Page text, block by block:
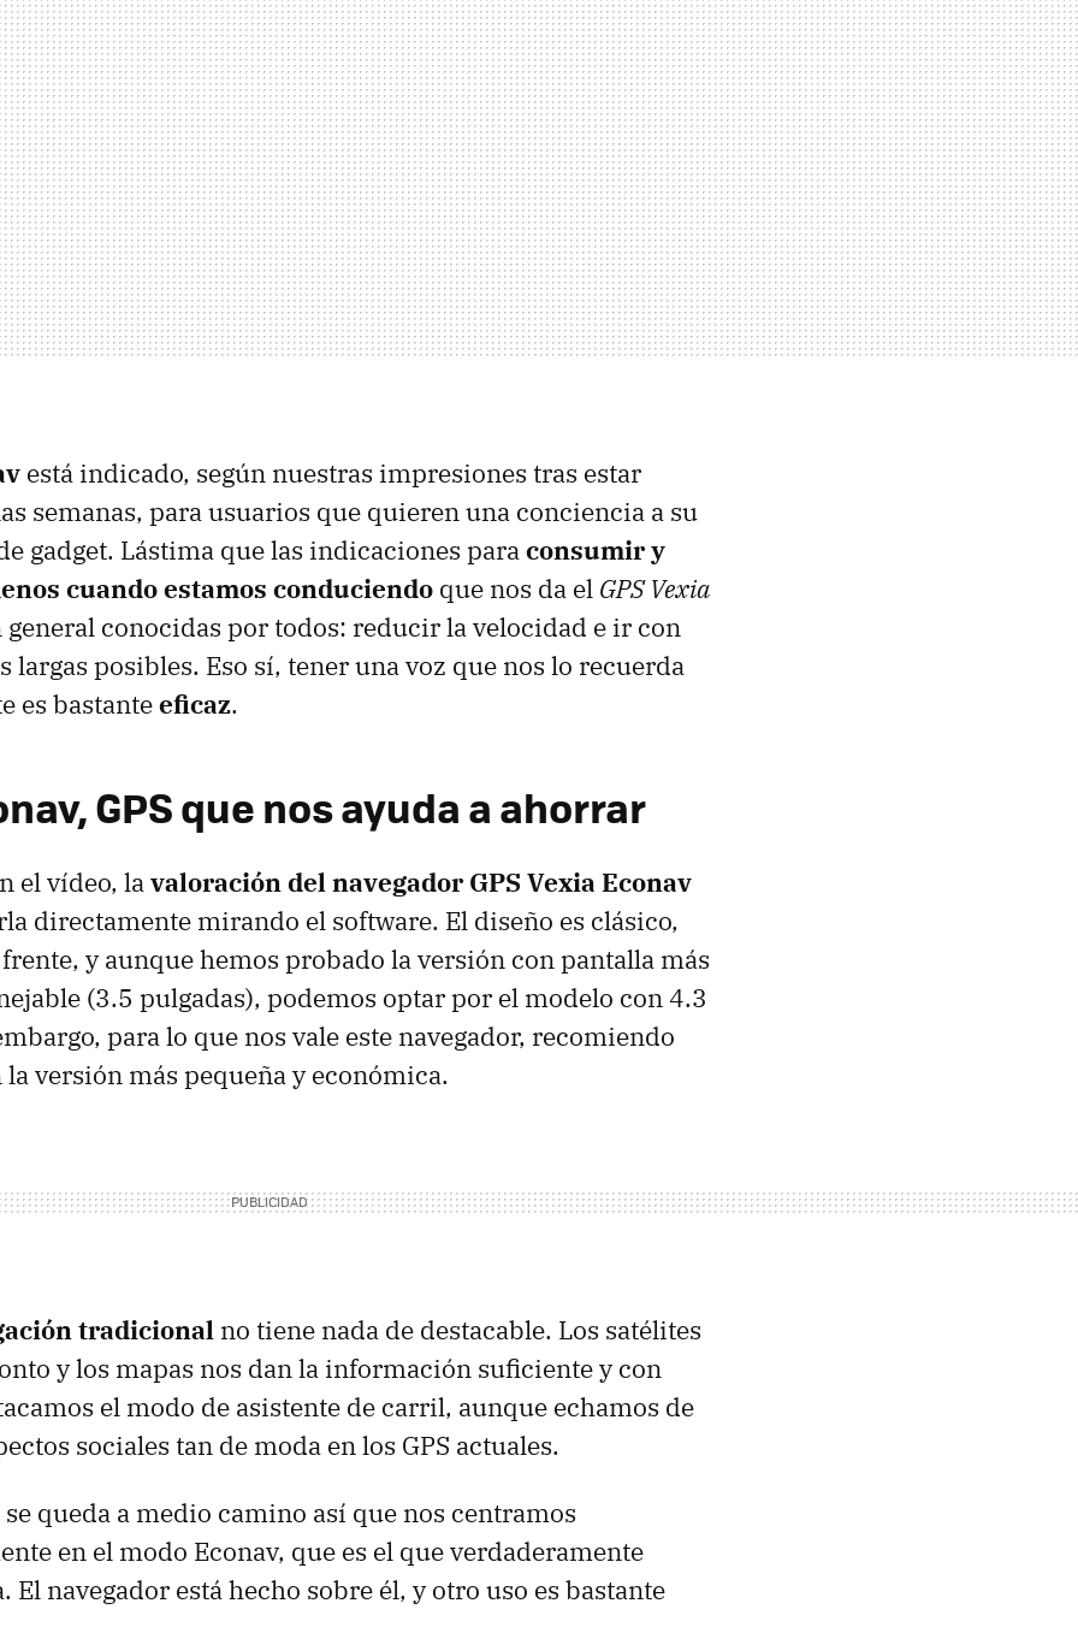
está indicado, según nuestras impresiones tras estar
semanas, para usuarios que quieren una conciencia a su
gadget. Lástima que las indicaciones paraconsumir y
cuando estamos conduciendo que nos da el GPSVexia
general conocidas por todos: reducir la velocidad e ir con
largas posibles. Eso sí, tener una voz que nos lo recuerda
es bastanteeficaz.
GPSque nos ayuda a ahorrar
el vídeo, lavaloración del navegador GPSVexia Econav
directamente mirando el software. El diseño es clásico,
y aunque hemos probado la versión con pantalla más
(3.5 pulgadas), podemos optar por el modelo con 4.3
para lo que nos vale este navegador, recomiendo
versión más pequeña y económica.
tradicional no tiene nada de destacable. Los satélites
y los mapas nos dan la información suficiente y con
el modo de asistente de carril, aunque echamos de
sociales tan de moda en los GPS actuales.
queda a medio camino así que nos centramos
en el modo Econav, que es el que verdaderamente
El navegador está hecho sobre él, y otro uso es bastante